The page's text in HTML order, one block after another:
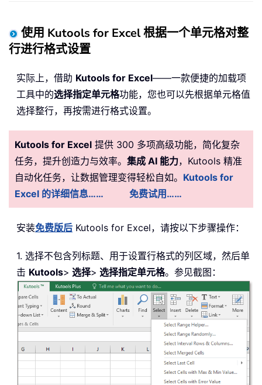
使用 Kutools for Excel 根据一个单元格对整
行进行格式设置
实际上，借助 Kutools for Excel——一款便捷的加载项
工具中的选择指定单元格功能，您也可以先根据单元格值
选择整行，再按需进行格式设置。
Kutools for Excel 提供 300 多项高级功能，简化复杂
任务，提升创造力与效率。 集成 AI 能力，Kutools 精准
自动化任务，让数据管理变得轻松自如。 Kutools for
Excel 的详细信息……
免费试用……
安装免费版后 Kutools for Excel，请按以下步骤操作：
1. 选择不包含列标题、用于设置行格式的列区域，然后单
击 Kutools> 选择> 选择指定单元格。参见截图：